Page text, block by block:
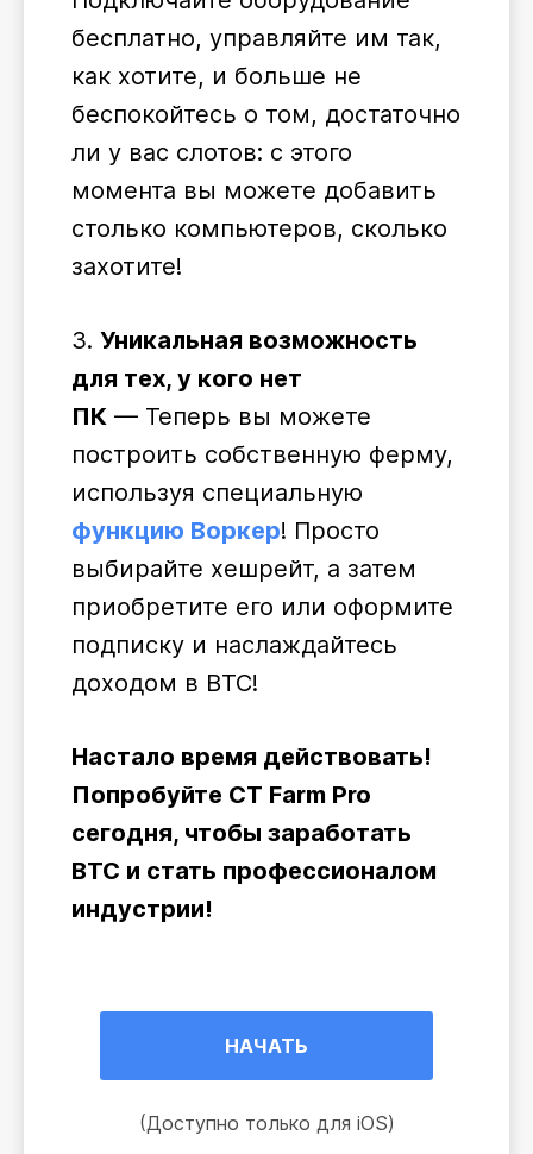
бесплатно, управляйте им так,
как хотите, и больше не
беспокойтесь о том, достаточно
ли у вас слотов: с этого
момента вы можете добавить
столько компьютеров, сколько
захотите!
3. Уникальная возможность
для тех, у кого нет
ПК — Теперь вы можете
построить собственную ферму,
используя специальную
функцию Воркер! Просто
выбирайте хешрейт, а затем
приобретите его или оформите
подписку и наслаждайтесь
доходом в BTC!
Настало время действовать!
Попробуйте CT Farm Pro
сегодня, чтобы заработать
BTC и стать профессионалом
индустрии!
НАЧАТЬ
(Доступно только для iOS)